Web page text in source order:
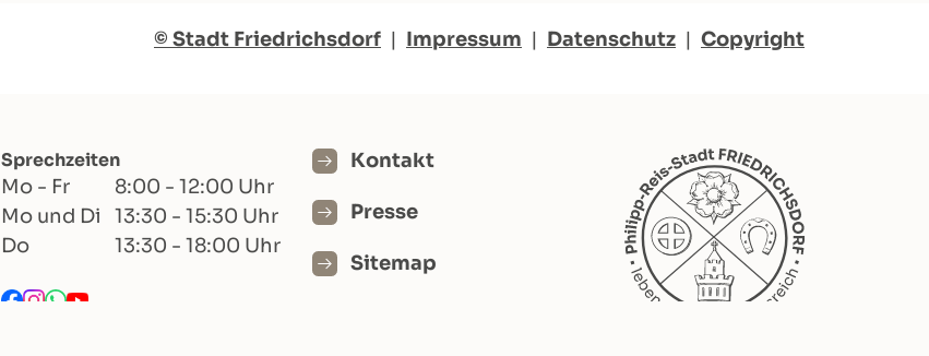
© Stadt Friedrichsdorf | Impressum | Datenschutz | Copyright
Sprechzeiten
Mo - Fr
8:00 - 12:00 Uhr
Mo und Di
13:30 - 15:30 Uhr
Do
13:30 - 18:00 Uhr
Kontakt
Presse
Sitemap